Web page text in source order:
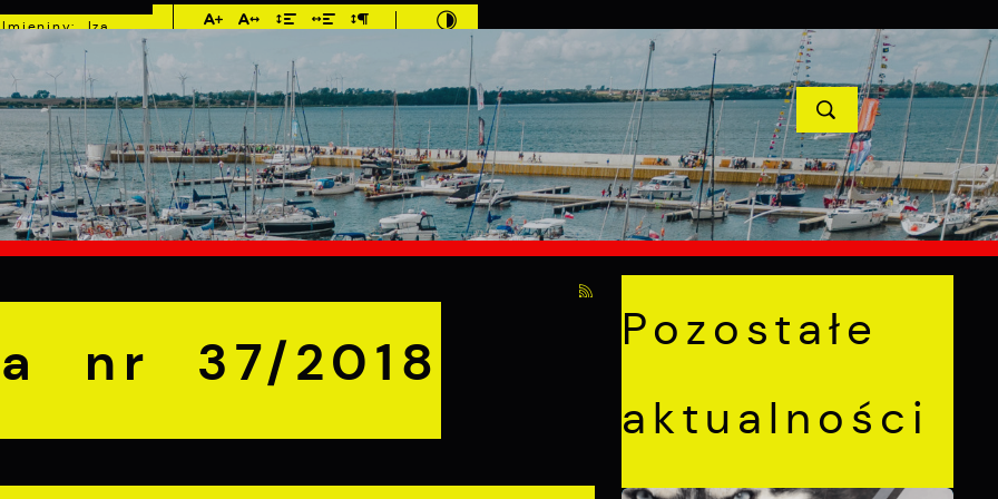
Imieniny: Iza,
Cyprian, Dominik
MIESZKANIEC TURYSTYKA INWESTYCJE PROJEKTY UNIJNE KONTAKT
37/2018 POPRZEDNI NASTĘPNY
nr 37/2018
Pozostałe
aktualności